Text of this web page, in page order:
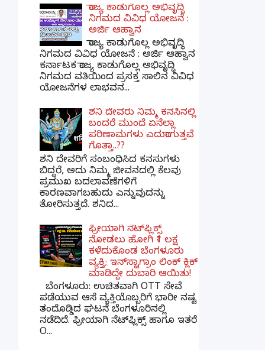
ರಾಜ್ಯ ಕಾಡುಗೊಲ್ಲ ಅಭಿವೃದ್ಧಿ
ನಿಗಮದ ವಿವಿಧ ಯೋಜನೆ :
ಅರ್ಜಿ ಆಹ್ವಾನ
ರಾಜ್ಯ ಕಾಡುಗೊಲ್ಲ ಅಭಿವೃದ್ಧಿ
ನಿಗಮದ ವಿವಿಧ ಯೋಜನೆ : ಅರ್ಜಿ ಆಹ್ವಾನ
ಕರ್ನಾಟಕ ರಾಜ್ಯ ಕಾಡುಗೊಲ್ಲ ಅಭಿವೃದ್ಧಿ
ನಿಗಮದ ವತಿಯಿಂದ ಪ್ರಸಕ್ತ ಸಾಲಿನ ವಿವಿಧ
ಯೋಜನೆಗಳ ಲಾಭವನ...
ಶನಿ ದೇವರು ನಿಮ್ಮ ಕನಸಿನಲ್ಲಿ
ಬಂದರೆ ಮುಂದೆ ಏನೆಲ್ಲಾ
ಪರಿಣಾಮಗಳು ಎದುರಾಗುತ್ತವೆ
ಗೊತ್ತಾ..??
ಶನಿ ದೇವರಿಗೆ ಸಂಬಂಧಿಸಿದ ಕನಸುಗಳು
ಬಿದ್ದರೆ, ಅದು ನಿಮ್ಮ ಜೀವನದಲ್ಲಿ ಕೆಲವು
ಪ್ರಮುಖ ಬದಲಾವಣೆಗಳಿಗೆ
ಕಾರಣವಾಗಬಹುದು ಎನ್ನುವುದನ್ನು
ತೋರಿಸುತ್ತದೆ. ಶನಿದ...
ಫ್ರೀಯಾಗಿ ನೆಟ್‌ಫ್ಲಿಕ್ಸ್
ನೋಡಲು ಹೋಗಿ ₹1 ಲಕ್ಷ
ಕಳೆದುಕೊಂಡ ಬೆಂಗಳೂರು
ವ್ಯಕ್ತಿ; ಇನ್‌ಸ್ಟಾಗ್ರಾಂ ಲಿಂಕ್ ಕ್ಲಿಕ್
ಮಾಡಿದ್ದೇ ದುಬಾರಿ ಆಯಿತು!
ಬೆಂಗಳೂರು: ಉಚಿತವಾಗಿ OTT ಸೇವೆ
ಪಡೆಯುವ ಆಸೆ ವ್ಯಕ್ತಿಯೊಬ್ಬರಿಗೆ ಭಾರೀ ನಷ್ಟ
ತಂದೊಡ್ಡಿದ ಘಟನೆ ಬೆಂಗಳೂರಿನಲ್ಲಿ
ನಡೆದಿದೆ. ಫ್ರೀಯಾಗಿ ನೆಟ್‌ಫ್ಲಿಕ್ಸ್ ಹಾಗೂ ಇತರೆ
O...